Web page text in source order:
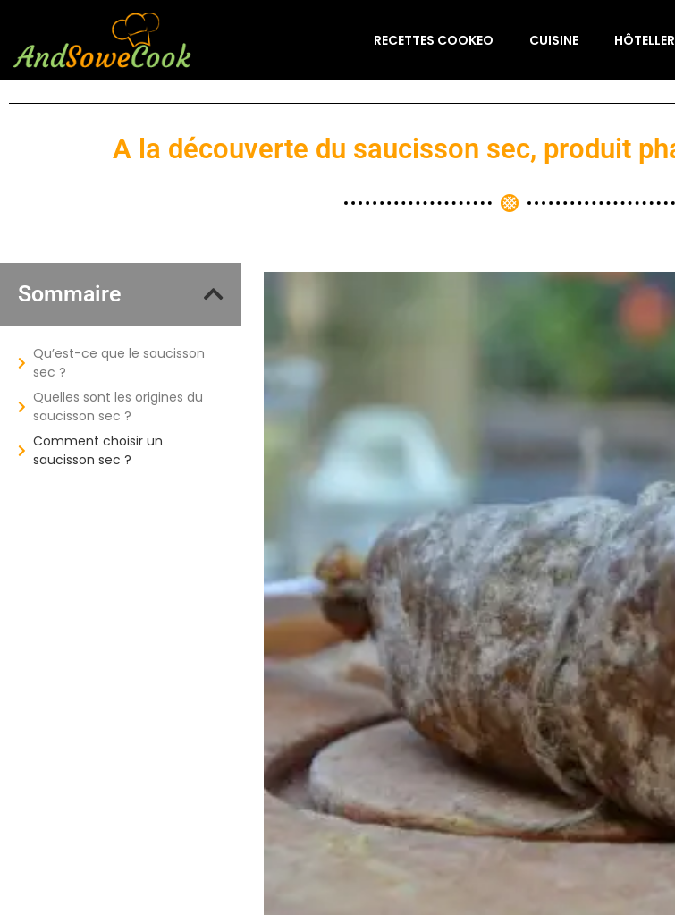
RECETTES COOKEO CUISINE
A la découverte du saucisson sec, produit
Sommaire
Qu’est-ce que le saucisson
sec ?
Quelles sont les origines du
saucisson sec ?
Comment choisir un
saucisson sec ?